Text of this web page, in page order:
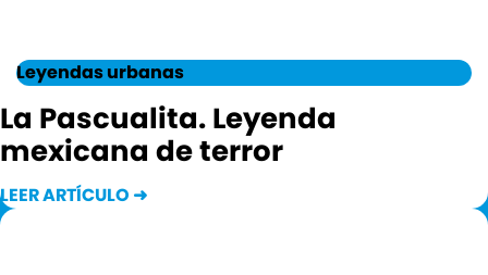
Leyendas urbanas
La Pascualita. Leyenda
mexicana de terror
LEER ARTÍCULO ➜